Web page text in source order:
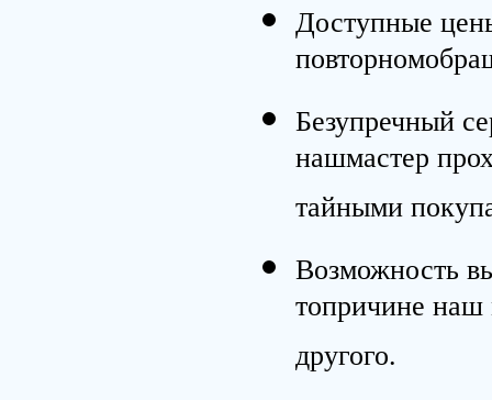
Доступные
Безупречный
нашмастер
тайными
Возможность
топричине
другого.